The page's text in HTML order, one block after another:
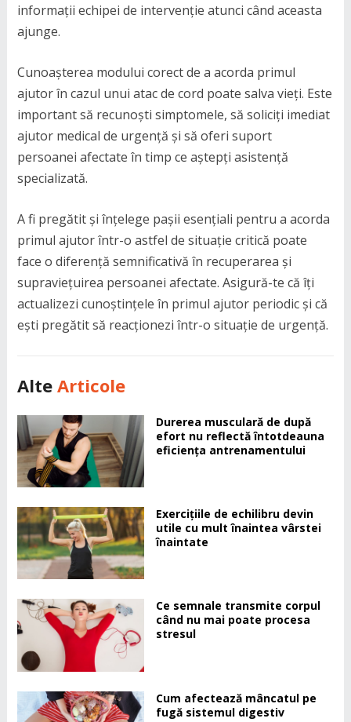
informații echipei de intervenție atunci când aceasta
ajunge.
Cunoașterea modului corect de a acorda primul
ajutor în cazul unui atac de cord poate salva vieți. Este
important să recunoști simptomele, să soliciți imediat
ajutor medical de urgență și să oferi suport
persoanei afectate în timp ce aștepți asistență
specializată.
A fi pregătit și înțelege pașii esențiali pentru a acorda
primul ajutor într-o astfel de situație critică poate
face o diferență semnificativă în recuperarea și
supraviețuirea persoanei afectate. Asigură-te că îți
actualizezi cunoștințele în primul ajutor periodic și că
ești pregătit să reacționezi într-o situație de urgență.
Alte Articole
Durerea musculară de după
efort nu reflectă întotdeauna
eficiența antrenamentului
Exercițiile de echilibru devin
utile cu mult înaintea vârstei
înaintate
Ce semnale transmite corpul
când nu mai poate procesa
stresul
Cum afectează mâncatul pe
fugă sistemul digestiv